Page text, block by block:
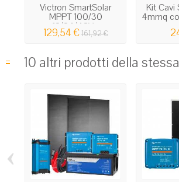
Victron SmartSolar
MPPT 100/30
12/24/48V...
129,54 €161,92 €
Kit Cavi
4mmq
10 altri prodotti della
‹